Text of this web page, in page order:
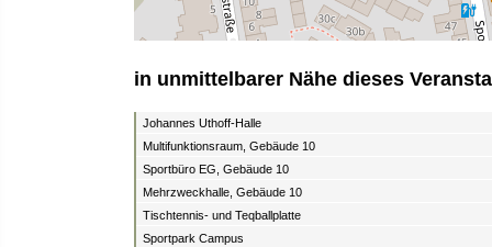
in unmittelbarer Nähe dieses
Johannes Uthoff-Halle
Multifunktionsraum, Gebäude 10
Sportbüro EG, Gebäude 10
Mehrzweckhalle, Gebäude 10
Tischtennis- und Teqballplatte
Sportpark Campus